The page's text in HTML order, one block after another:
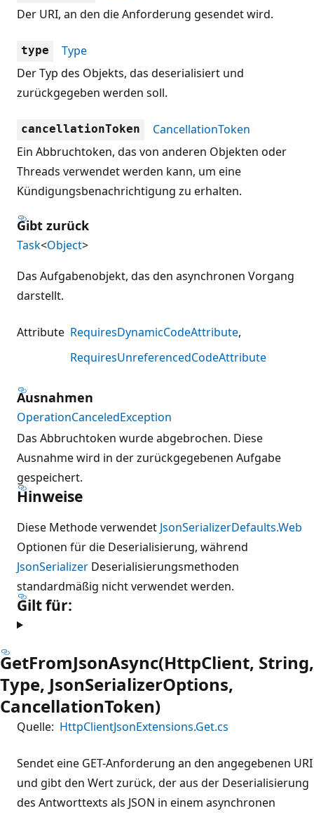
Der URI, an den die Anforderung gesendet wird.
type
Type
Der Typ des Objekts, das deserialisiert und
zurückgegeben werden soll.
cancellationToken
CancellationToken
Ein Abbruchtoken, das von anderen Objekten oder
Threads verwendet werden kann, um eine
Kündigungsbenachrichtigung zu erhalten.
Gibt zurück
Task<Object>
Das Aufgabenobjekt, das den asynchronen Vorgang
darstellt.
Attribute RequiresDynamicCodeAttribute
RequiresUnreferencedCodeAttribute
Ausnahmen
OperationCanceledException
Das Abbruchtoken wurde abgebrochen. Diese
Ausnahme wird in der zurückgegebenen Aufgabe
gespeichert.
Hinweise
Diese Methode verwendet JsonSerializerDefaults.Web
Optionen für die Deserialisierung, während
JsonSerializer Deserialisierungsmethoden
standardmäßig nicht verwendet werden.
Gilt für:
GetFromJsonAsync(HttpClient, String,
Type, JsonSerializerOptions,
CancellationToken)
Quelle: HttpClientJsonExtensions.Get.cs
Sendet eine GET-Anforderung an den angegebenen URI
und gibt den Wert zurück, der aus der Deserialisierung
des Antworttexts als JSON in einem asynchronen